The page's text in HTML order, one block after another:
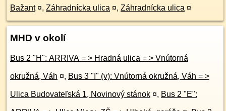
Bažant ¤, Záhradnícka ulica ¤, Záhradnícka ulica ¤
MHD v okolí
Bus 2 "H": ARRIVA = > Hradná ulica = > Vnútorná
okružná, Váh ¤, Bus 3 "I" (v): Vnútorná okružná, Váh = >
Ulica Budovateľská 1, Novinový stánok ¤, Bus 2 "E":